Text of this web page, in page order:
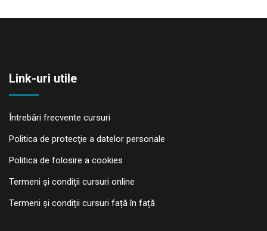
Link-uri utile
Întrebări frecvente cursuri
Politica de protecţie a datelor personale
Politica de folosire a cookies
Termeni și condiții cursuri online
Termeni și condiții cursuri față în față